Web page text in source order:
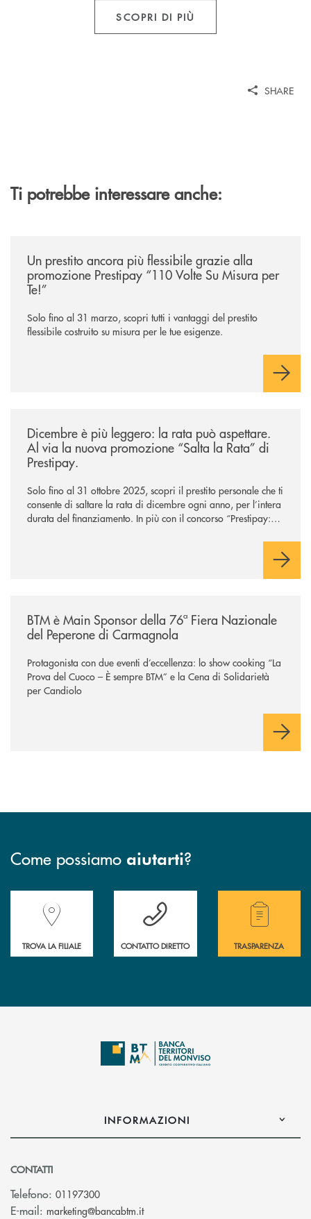
SCOPRI DI PIÙ
SHARE
Ti potrebbe interessare anche:
Un prestito ancora più flessibile grazie alla
promozione Prestipay “110 Volte Su Misura per
Te!”
Solo fino al 31 marzo, scopri tutti i vantaggi del prestito
flessibile costruito su misura per le tue esigenze.
Dicembre è più leggero: la rata può aspettare.
Al via la nuova promozione “Salta la Rata” di
Prestipay.
Solo fino al 31 ottobre 2025, scopri il prestito personale che ti
consente di saltare la rata di dicembre ogni anno, per l’intera
durata del finanziamento. In più con il concorso “Prestipay: la
BTM è Main Sponsor della 76ª Fiera Nazionale
del Peperone di Carmagnola
Protagonista con due eventi d’eccellenza: lo show cooking “La
Prova del Cuoco – È sempre BTM” e la Cena di Solidarietà
per Candiolo
Come possiamo aiutarti?
Accedi all' elenco completo delle filiali della Banca.
TROVA LA FILIALE
Hai bisogno di assistenza immediata?
CONTATTO DIRETTO
Hai bisogno di
TRASPARENZA
INFORMAZIONI
CONTATTI
Telefono: 01197300
E-mail: marketing@bancabtm.it(si apre l’app di posta elettronica)